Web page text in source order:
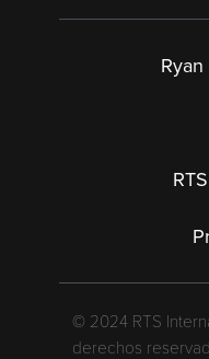
© 2024 RTS
derechos